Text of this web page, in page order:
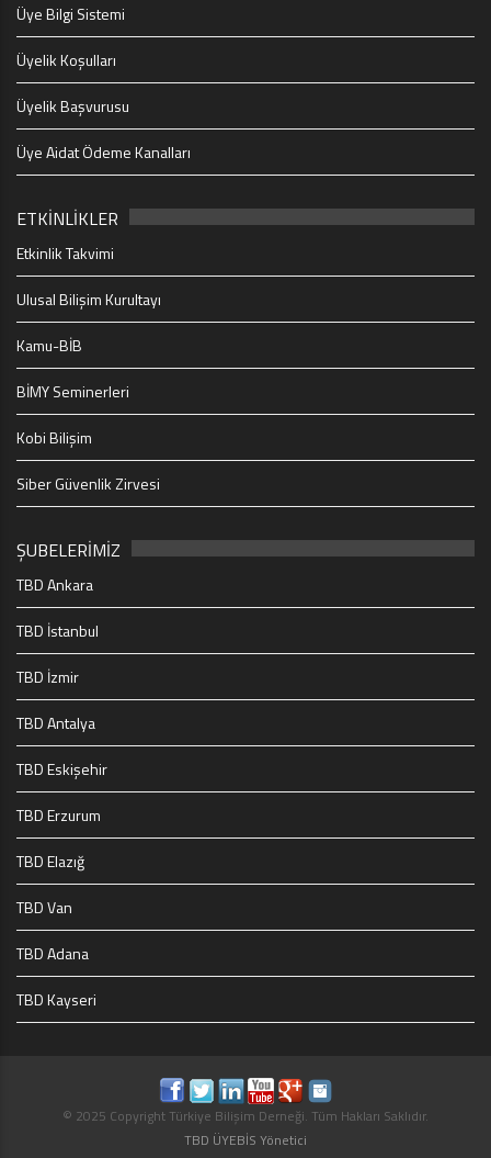
Üye Bilgi Sistemi
Üyelik Koşulları
Üyelik Başvurusu
Üye Aidat Ödeme Kanalları
ETKİNLİKLER
Etkinlik Takvimi
Ulusal Bilişim Kurultayı
Kamu-BİB
BİMY Seminerleri
Kobi Bilişim
Siber Güvenlik Zirvesi
ŞUBELERİMİZ
TBD Ankara
TBD İstanbul
TBD İzmir
TBD Antalya
TBD Eskişehir
TBD Erzurum
TBD Elazığ
TBD Van
TBD Adana
TBD Kayseri
© 2025 Copyright Türkiye Bilişim Derneği. Tüm Hakları Saklıdır.
TBD ÜYEBİS Yönetici